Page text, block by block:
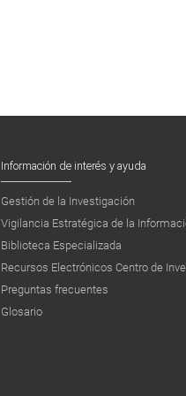
Información de interés y ayuda
Gestión de la Investigación
Vigilancia Estratégica de la
Biblioteca Especializada
Recursos Electrónicos Centro de
Preguntas frecuentes
Glosario